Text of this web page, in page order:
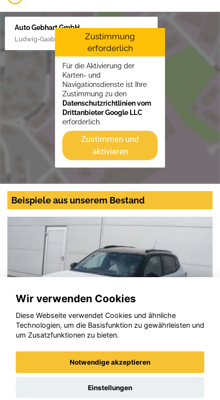
Auto Gebhart GmbH
Ludwig-Gaab-Str. 4, 88427 Bad Schussenried
Zustimmung
erforderlich
Für die Aktivierung der
Karten- und
Navigationsdienste ist Ihre
Zustimmung zu den
Datenschutzrichtlinien vom
Drittanbieter Google LLC
erforderlich.
Zustimmen und
aktivieren
Beispiele aus unserem Bestand
Wir verwenden Cookies
Diese Webseite verwendet Cookies und ähnliche
Technologien, um die Basisfunktion zu gewährleisten und
um Zusatzfunktionen zu bieten.
Notwendige akzeptieren
Einstellungen